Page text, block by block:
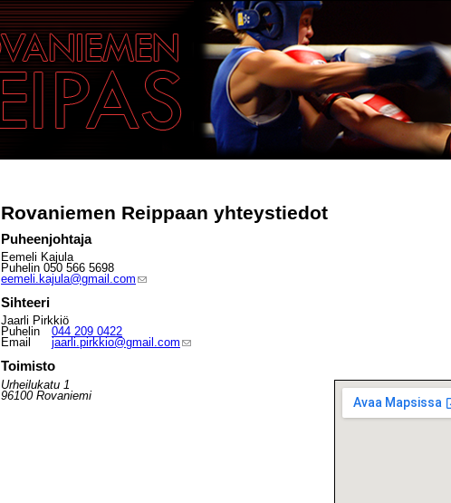
Rovaniemen Reippaan yhteystiedot
Puheenjohtaja
Eemeli Kajula
Puhelin 050 566 5698
eemeli.kajula@gmail.com
Sihteeri
Jaarli Pirkkiö
Puhelin
044 209 0422
Email
jaarli.pirkkio@gmail.com
Toimisto
Urheilukatu 1
96100 Rovaniemi